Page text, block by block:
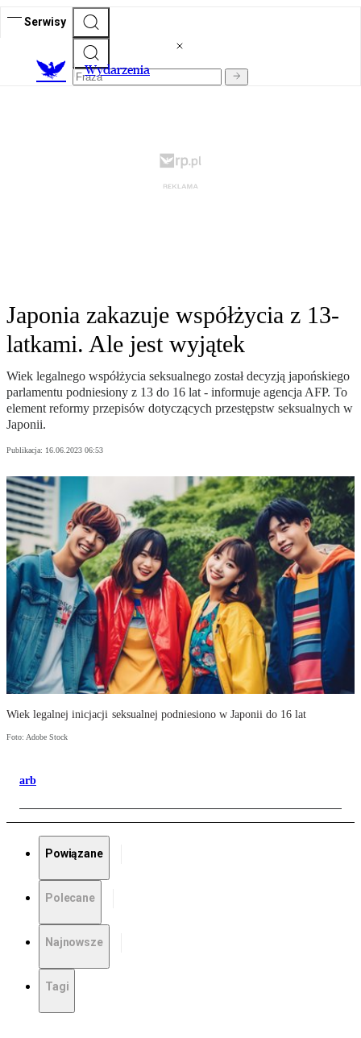
Serwisy
Wydarzenia
Japonia zakazuje współżycia z 13-
latkami. Ale jest wyjątek
Wiek legalnego współżycia seksualnego został decyzją japońskiego
parlamentu podniesiony z 13 do 16 lat - informuje agencja AFP. To
element reformy przepisów dotyczących przestępstw seksualnych w
Japonii.
Publikacja: 16.06.2023 06:53
Wiek legalnej inicjacji seksualnej podniesiono w Japonii do 16 lat
Foto: Adobe Stock
arb
Powiązane
Polecane
Najnowsze
Tagi